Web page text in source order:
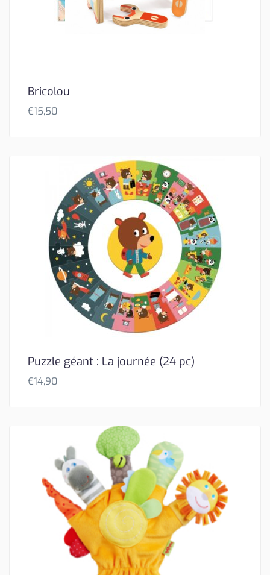
Bricolou
€15,50
Puzzle géant : La journée (24 pc)
€14,90